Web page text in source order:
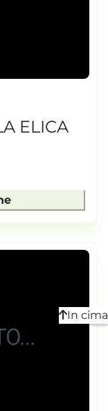
ELICA
In cima